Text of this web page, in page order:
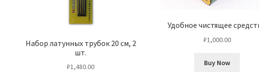
Набор латунных трубок 20 см, 2
шт.
₽1,480.00
Удобное чистящее
₽1,000.00
Buy Now